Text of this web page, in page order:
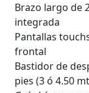
Brazo largo de
integrada
Pantallas
frontal
Bastidor de
pies (3 ó 4.50